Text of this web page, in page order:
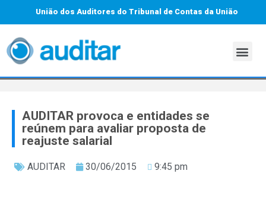
União dos Auditores do Tribunal de Contas da União
AUDITAR provoca e entidades se
reúnem para avaliar proposta de
reajuste salarial
AUDITAR 30/06/2015 9:45 pm